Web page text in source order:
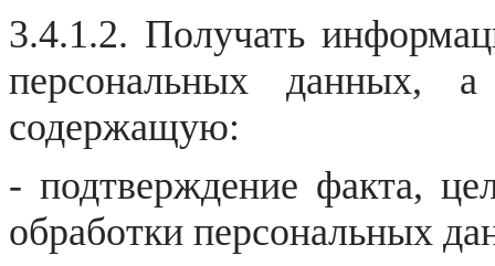
3.4.1.2. Получать
персональных данных,
содержащую:
- подтверждение факта,
обработки персональных